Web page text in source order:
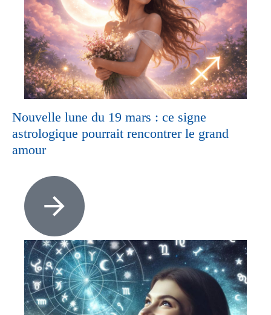
Nouvelle lune du 19 mars : ce signe
astrologique pourrait rencontrer le grand
amour